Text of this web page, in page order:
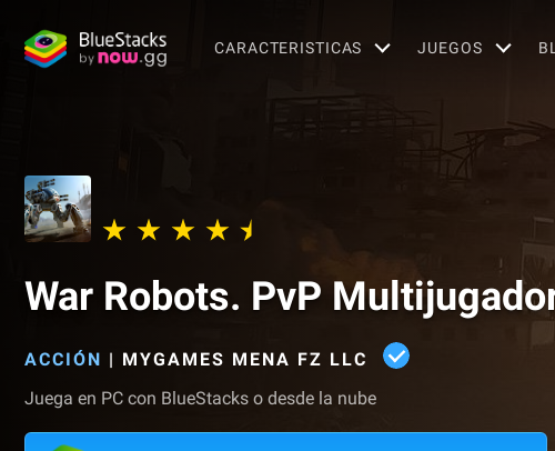
CARACTERISTICAS JUEGOS
War Robots. PvP
ACCIÓN | MYGAMES MENA FZ LLC
Juega en PC con BlueStacks o desde la nube